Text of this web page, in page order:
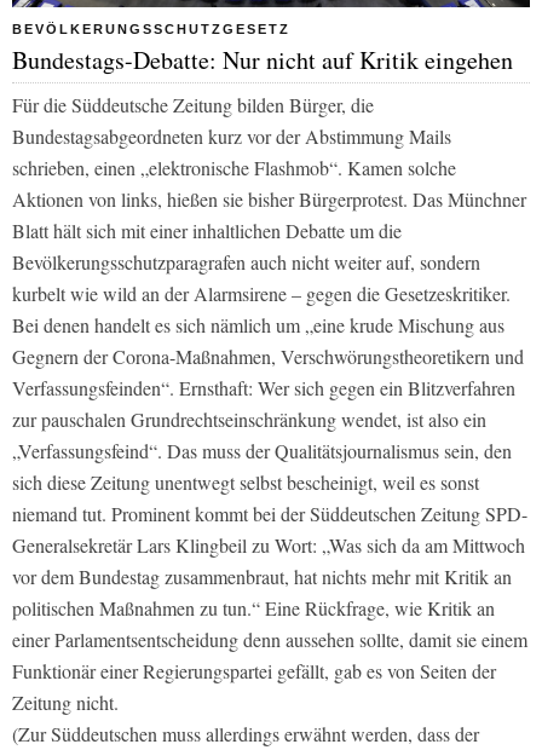
BEVÖLKERUNGSSCHUTZGESETZ
Bundestags-Debatte: Nur nicht auf Kritik eingehen
Für dieSüddeutsche Zeitungbilden Bürger, die
Bundestagsabgeordneten kurz vor der Abstimmung Mails
schrieben, einen „elektronische Flashmob“. Kamen solche
Aktionen von links, hießen sie bisher Bürgerprotest. Das Münchner
Blatt hält sich mit einer inhaltlichen Debatte um die
Bevölkerungsschutzparagrafen auch nicht weiter auf, sondern
kurbelt wie wild an der Alarmsirene – gegen die Gesetzeskritiker.
Bei denen handelt es sich nämlich um „eine krude Mischung aus
Gegnern der Corona-Maßnahmen, Verschwörungstheoretikern und
Verfassungsfeinden“. Ernsthaft: Wer sich gegen ein Blitzverfahren
zur pauschalen Grundrechtseinschränkung wendet, ist also ein
„Verfassungsfeind“. Das muss der Qualitätsjournalismus sein, den
sich diese Zeitung unentwegt selbst bescheinigt, weil es sonst
niemand tut. Prominent kommt bei derSüddeutschen ZeitungSPD-
Generalsekretär Lars Klingbeil zu Wort: „Was sich da am Mittwoch
vor dem Bundestag zusammenbraut, hat nichts mehr mit Kritik an
politischen Maßnahmen zu tun.“Eine Rückfrage, wie Kritik an
einer Parlamentsentscheidung denn aussehen sollte, damit sie einem
Funktionär einer Regierungspartei gefällt, gab es von Seiten der
Zeitung nicht.
(ZurSüddeutschen muss allerdings erwähnt werden, dass der